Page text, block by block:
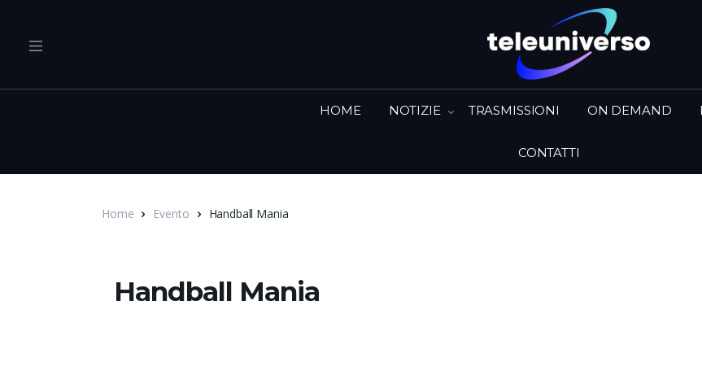
HOME NOTIZIE TRASMISSIONI ON DEMAND
CONTATTI
Home Evento Handball Mania
Handball Mania